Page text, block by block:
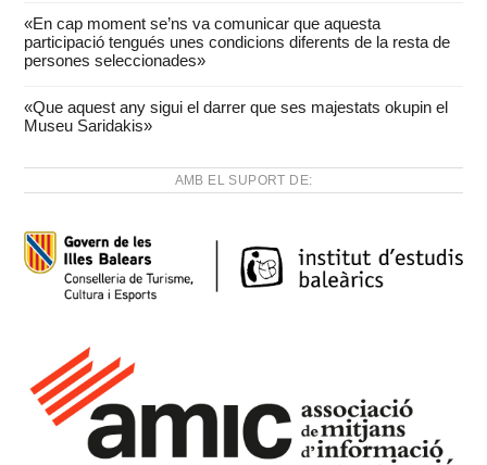
«En cap moment se’ns va comunicar que aquesta
participació tengués unes condicions diferents de la resta de
persones seleccionades»
«Que aquest any sigui el darrer que ses majestats okupin el
Museu Saridakis»
AMB EL SUPORT DE: